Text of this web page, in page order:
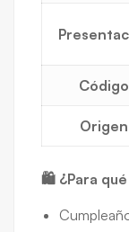
Código
Origen
🛍️ ¿Para